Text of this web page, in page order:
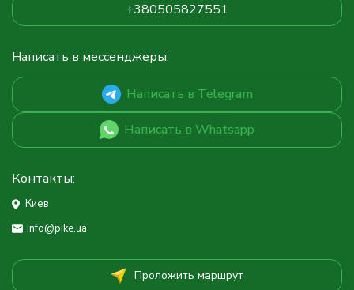
+380505827551
Написать в мессенджеры:
Написать в Telegram
Написать в Whatsapp
Контакты:
Киев
info@pike.ua
Проложить маршрут